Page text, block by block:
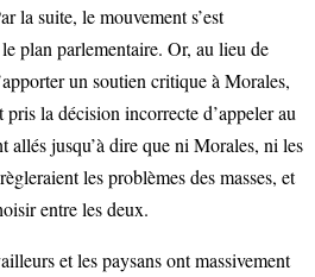
la suite, le mouvement s’est
plan parlementaire. Or, au lieu de
un soutien critique à Morales,
la décision incorrecte d’appeler au
allés jusqu’à dire que ni Morales, ni les
les problèmes des masses, et
entre les deux.
et les paysans ont massivement